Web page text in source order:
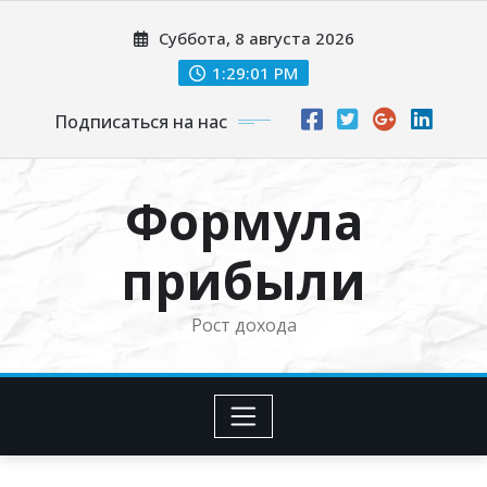
Суббота, 8 августа 2026
1:29:02 PM
Подписаться на нас
Формула
прибыли
Рост дохода